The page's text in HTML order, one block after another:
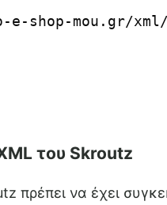
e-shop-mou.gr/
του Skroutz
πρέπει να έχει